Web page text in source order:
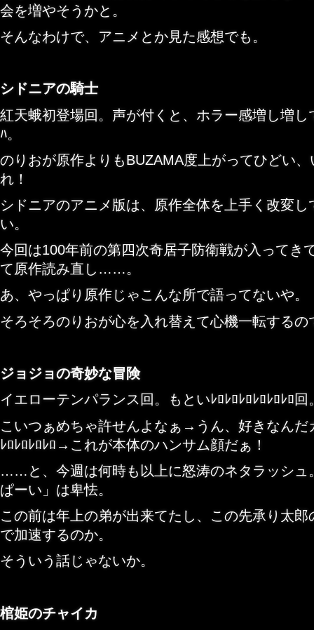
会を増やそうかと。
そんなわけで、アニメとか見た感想でも。
シドニアの騎士
紅天蛾初登場回。声が付くと、ホラー感増し増し
ﾊ。
のりおが原作よりもBUZAMA度上がってひどい
れ！
シドニアのアニメ版は、原作全体を上手く改変
い。
今回は100年前の第四次奇居子防衛戦が入ってき
て原作読み直し……。
あ、やっぱり原作じゃこんな所で語ってないや。
そろそろのりおが心を入れ替えて心機一転するの
ジョジョの奇妙な冒険
イエローテンパランス回。もといﾚﾛﾚﾛﾚﾛﾚﾛﾚﾛﾚﾛ回
こいつぁめちゃ許せんよなぁ→うん、好きなん
ﾚﾛﾚﾛﾚﾛﾚﾛ→これが本体のハンサム顔だぁ！
……と、今週は何時も以上に怒涛のネタラッシュ
ぱーい」は卑怯。
この前は年上の弟が出来てたし、この先承り太
で加速するのか。
そういう話じゃないか。
棺姫のチャイカ